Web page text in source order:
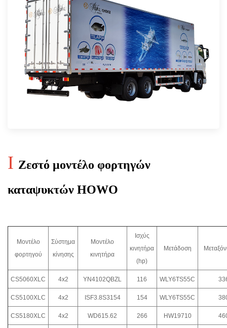
I Ζεστό μοντέλο φορτηγών
καταψυκτών HOWO
Μοντέλο
φορτηγού
Σύστημα
κίνησης
Μοντέλο
κινητήρα
Ισχύς
κινητήρα
(hp)
Μετάδοση
CS5060XLC 4x2 YN4102QBZL 116 WLY6TS55C
CS5100XLC 4x2 ISF3.8S3154 154 WLY6TS55C
CS5180XLC 4x2 WD615.62 266 HW19710